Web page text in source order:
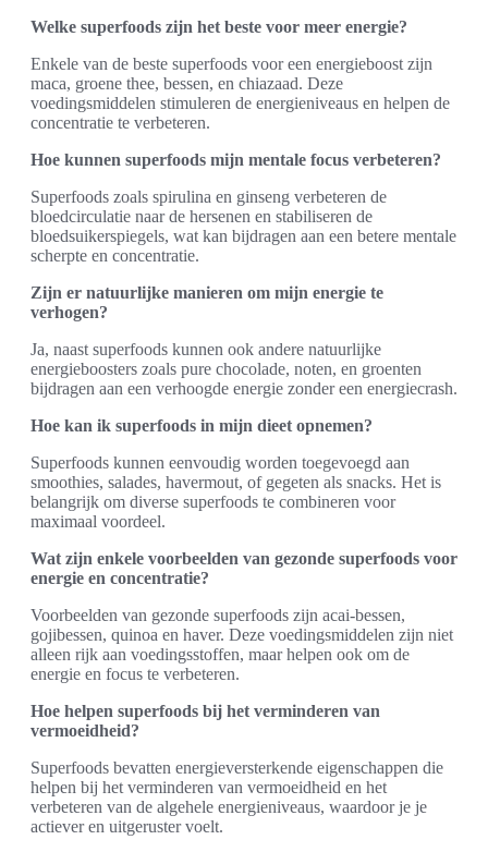
Welke superfoods zijn het beste voor meer energie?
Enkele van de beste superfoods voor een energieboost zijn
maca, groene thee, bessen, en chiazaad. Deze
voedingsmiddelen stimuleren de energieniveaus en helpen de
concentratie te verbeteren.
Hoe kunnen superfoods mijn mentale focus verbeteren?
Superfoods zoals spirulina en ginseng verbeteren de
bloedcirculatie naar de hersenen en stabiliseren de
bloedsuikerspiegels, wat kan bijdragen aan een betere mentale
scherpte en concentratie.
Zijn er natuurlijke manieren om mijn energie te
verhogen?
Ja, naast superfoods kunnen ook andere natuurlijke
energieboosters zoals pure chocolade, noten, en groenten
bijdragen aan een verhoogde energie zonder een energiecrash.
Hoe kan ik superfoods in mijn dieet opnemen?
Superfoods kunnen eenvoudig worden toegevoegd aan
smoothies, salades, havermout, of gegeten als snacks. Het is
belangrijk om diverse superfoods te combineren voor
maximaal voordeel.
Wat zijn enkele voorbeelden van gezonde superfoods voor
energie en concentratie?
Voorbeelden van gezonde superfoods zijn acai-bessen,
gojibessen, quinoa en haver. Deze voedingsmiddelen zijn niet
alleen rijk aan voedingsstoffen, maar helpen ook om de
energie en focus te verbeteren.
Hoe helpen superfoods bij het verminderen van
vermoeidheid?
Superfoods bevatten energieversterkende eigenschappen die
helpen bij het verminderen van vermoeidheid en het
verbeteren van de algehele energieniveaus, waardoor je je
actiever en uitgeruster voelt.